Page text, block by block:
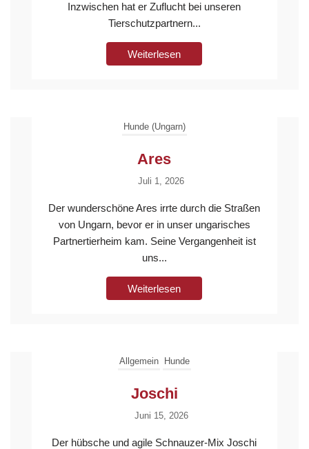
Inzwischen hat er Zuflucht bei unseren
Tierschutzpartnern...
Weiterlesen
Hunde (Ungarn)
Ares
Juli 1, 2026
Der wunderschöne Ares irrte durch die Straßen
von Ungarn, bevor er in unser ungarisches
Partnertierheim kam. Seine Vergangenheit ist
uns...
Weiterlesen
Allgemein Hunde
Joschi
Juni 15, 2026
Der hübsche und agile Schnauzer-Mix Joschi